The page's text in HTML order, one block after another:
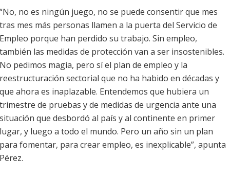
“No, no es ningún juego, no se puede consentir que mes
tras mes más personas llamen a la puerta del Servicio de
Empleo porque han perdido su trabajo. Sin empleo,
también las medidas de protección van a ser insostenibles.
No pedimos magia, pero sí el plan de empleo y la
reestructuración sectorial que no ha habido en décadas y
que ahora es inaplazable. Entendemos que hubiera un
trimestre de pruebas y de medidas de urgencia ante una
situación que desbordó al país y al continente en primer
lugar, y luego a todo el mundo. Pero un año sin un plan
para fomentar, para crear empleo, es inexplicable”, apunta
Pérez.